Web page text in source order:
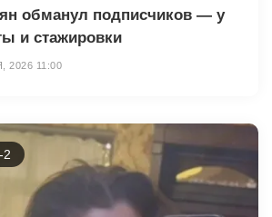
обманул подписчиков — у
и стажировки
2026 11:00
2